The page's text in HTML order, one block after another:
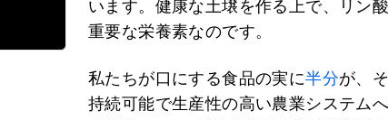
います。健康な土壌を作る上で、リン
重要な栄養素なのです。
私たちが口にする食品の実に半分が、
持続可能で生産性の高い農業システム